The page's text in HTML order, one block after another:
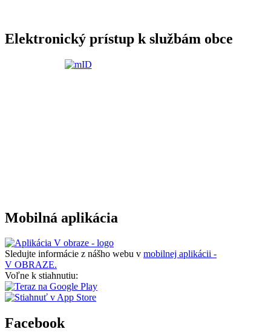
Elektronický prístup k službám obce
Mobilná aplikácia
Sledujte informácie z nášho webu v mobilnej aplikácii -
V OBRAZE.
Voľne k stiahnutiu:
Facebook